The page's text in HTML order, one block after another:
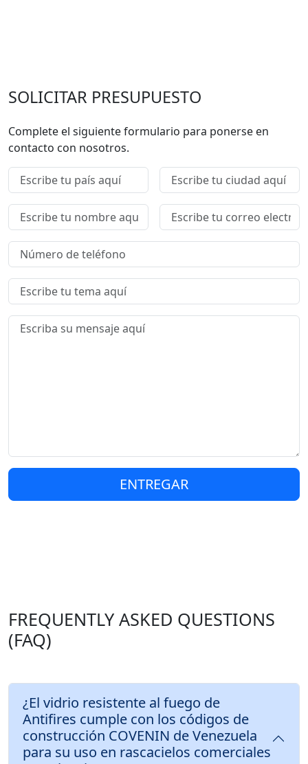
SOLICITAR PRESUPUESTO
Complete el siguiente formulario para ponerse en
contacto con nosotros.
ENTREGAR
FREQUENTLY ASKED QUESTIONS
(FAQ)
¿El vidrio resistente al fuego de
Antifires cumple con los códigos de
construcción COVENIN de Venezuela
para su uso en rascacielos comerciales